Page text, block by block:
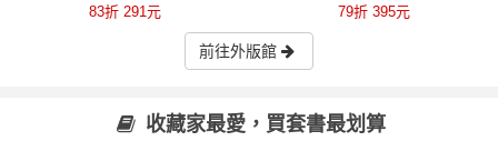
之書，東野圭吾最令人感動落淚
83折 291元
79折 395元
前往外版館
收藏家最愛，買套書最划算